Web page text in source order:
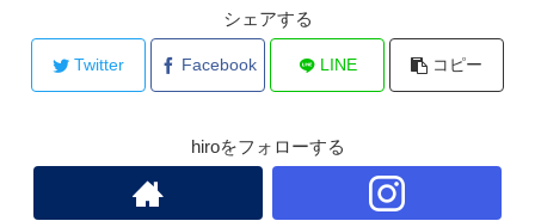
シェアする
Twitter Facebook LINE コピー
hiroをフォローする